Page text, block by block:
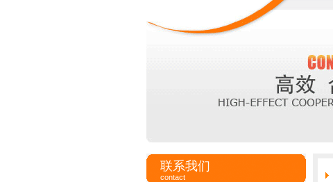
联系我们
contact